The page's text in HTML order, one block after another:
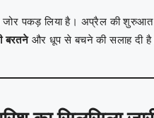
जोर पकड़ लिया है। अप्रैल की
बरतनेऔर धूप से बचने की सलाह दी